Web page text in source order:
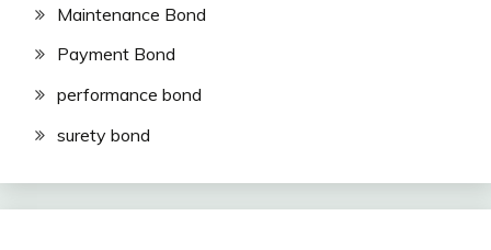
Maintenance Bond
Payment Bond
performance bond
surety bond